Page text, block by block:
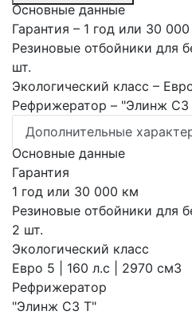
Основные данные
Гарантия – 1 год или 30
Резиновые отбойники для
шт.
Экологический класс –
Рефрижератор – "Элинж С3
Дополнительные
Основные данные
Гарантия
1 год или 30 000 км
Резиновые отбойники для
2 шт.
Экологический класс
Евро 5 | 160 л.с | 2970 см3
Рефрижератор
"Элинж С3 Т"